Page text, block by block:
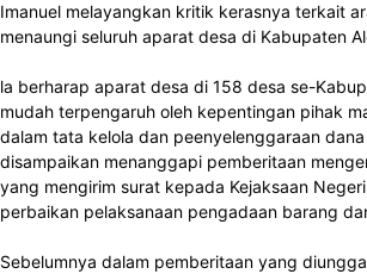
Imanuel melayangkan kritik kerasnya terkait
menaungi seluruh aparat desa di Kabupaten
la berharap aparat desa di 158 desa se-
mudah terpengaruh oleh kepentingan pihak
dalam tata kelola dan peenyelenggaraan
disampaikan menanggapi pemberitaan
yang mengirim surat kepada Kejaksaan
perbaikan pelaksanaan pengadaan barang
Sebelumnya dalam pemberitaan yang